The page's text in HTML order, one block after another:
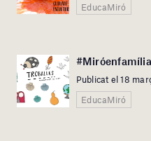
EducaMiró
Publicat el 18
EducaMiró